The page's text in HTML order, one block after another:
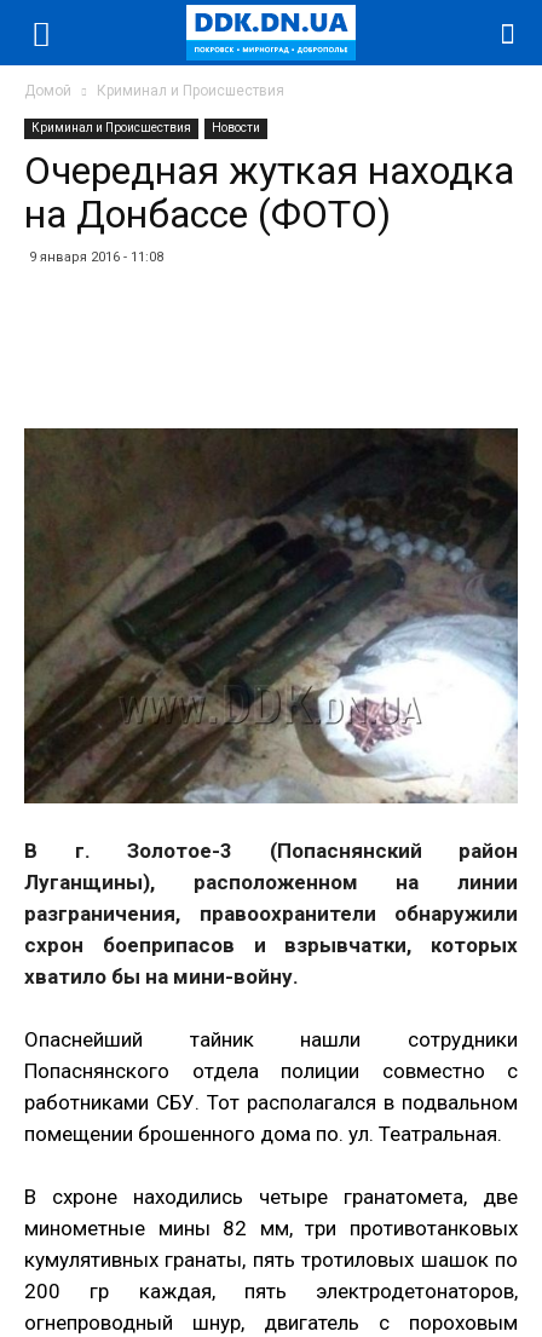
Домой Криминал и Происшествия
Криминал и Происшествия Новости
Очередная жуткая находка
на Донбассе (ФОТО)
9 января 2016 - 11:08
В г. Золотое-3 (Попаснянский район
Луганщины), расположенном на линии
разграничения, правоохранители обнаружили
схрон боеприпасов и взрывчатки, которых
хватило бы на мини-войну.
Опаснейший тайник нашли сотрудники
Попаснянского отдела полиции совместно с
работниками СБУ. Тот располагался в подвальном
помещении брошенного дома по. ул. Театральная.
В схроне находились четыре гранатомета, две
минометные мины 82 мм, три противотанковых
кумулятивных гранаты, пять тротиловых шашок по
200 гр каждая, пять электродетонаторов,
огнепроводный шнур, двигатель с пороховым